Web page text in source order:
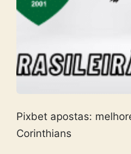
Pixbet apostas:
Corinthians